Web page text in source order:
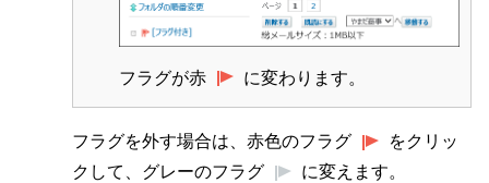
フラグが赤 に変わります。
フラグを外す場合は、赤色のフラグ
をクリッ
クして、グレーのフラグ
に変えます。